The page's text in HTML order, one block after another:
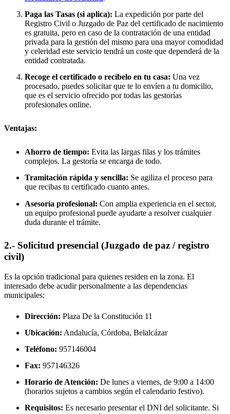
Paga las Tasas (si aplica): La expedición por parte del
Registro Civil o Juzgado de Paz del certificado de nacimiento
es gratuita, pero en caso de la contratación de una entidad
privada para la gestión del mismo para una mayor comodidad
y celeridad este servicio tendrá un coste que dependerá de la
entidad contratada.
Recoge el certificado o recíbelo en tu casa: Una vez
procesado, puedes solicitar que te lo envíen a tu domicilio,
que es el servicio ofrecido por todas las gestorías
profesionales online.
Ventajas:
Ahorro de tiempo: Evita las largas filas y los trámites
complejos. La gestoría se encarga de todo.
Tramitación rápida y sencilla: Se agiliza el proceso para
que recibas tu certificado cuanto antes.
Asesoría profesional: Con amplia experiencia en el sector,
un equipo profesional puede ayudarte a resolver cualquier
duda durante el trámite.
2.- Solicitud presencial (Juzgado de paz / registro
civil)
Es la opción tradicional para quienes residen en la zona. El
interesado debe acudir personalmente a las dependencias
municipales:
Dirección: Plaza De la Constitución 11
Ubicación: Andalucía, Córdoba, Belalcázar
Teléfono: 957146004
Fax: 957146326
Horario de Atención: De lunes a viernes, de 9:00 a 14:00
(horarios sujetos a cambios según el calendario festivo).
Requisitos: Es necesario presentar el DNI del solicitante. Si